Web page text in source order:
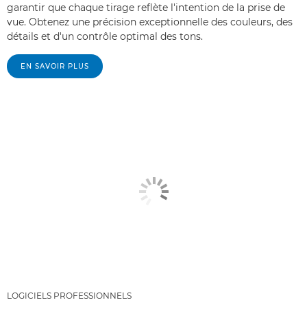
garantir que chaque tirage reflète l'intention de la prise de
vue. Obtenez une précision exceptionnelle des couleurs, des
détails et d'un contrôle optimal des tons.
EN SAVOIR PLUS
LOGICIELS PROFESSIONNELS